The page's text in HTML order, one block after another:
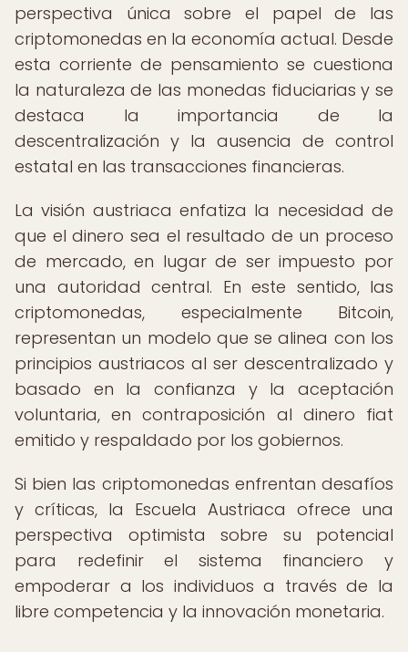
perspectiva única sobre el papel de las
criptomonedas en la economía actual. Desde
esta corriente de pensamiento se cuestiona
la naturaleza de las monedas fiduciarias y se
destaca la importancia de la
descentralización y la ausencia de control
estatal en las transacciones financieras.
La visión austriaca enfatiza la necesidad de
que el dinero sea el resultado de un proceso
de mercado, en lugar de ser impuesto por
una autoridad central. En este sentido, las
criptomonedas, especialmente Bitcoin,
representan un modelo que se alinea con los
principios austriacos al ser descentralizado y
basado en la confianza y la aceptación
voluntaria, en contraposición al dinero fiat
emitido y respaldado por los gobiernos.
Si bien las criptomonedas enfrentan desafíos
y críticas, la Escuela Austriaca ofrece una
perspectiva optimista sobre su potencial
para redefinir el sistema financiero y
empoderar a los individuos a través de la
libre competencia y la innovación monetaria.